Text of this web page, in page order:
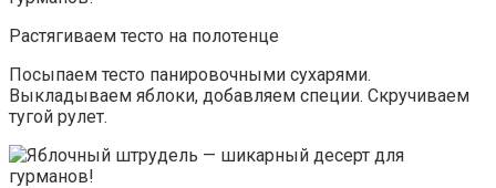
Растягиваем тесто на полотенце
Посыпаем тесто панировочными сухарями.
Выкладываем яблоки, добавляем специи. Скручиваем
тугой рулет.